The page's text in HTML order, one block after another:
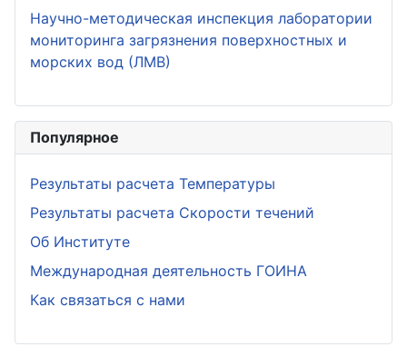
Научно-методическая инспекция лаборатории
мониторинга загрязнения поверхностных и
морских вод (ЛМВ)
Популярное
Результаты расчета Температуры
Результаты расчета Скорости течений
Об Институте
Международная деятельность ГОИНА
Как связаться с нами